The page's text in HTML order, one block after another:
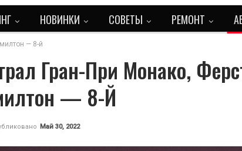
НОВИНКИ СОВЕТЫ РЕМОНТ
— 8-й
Гран-При Монако,
— 8-Й
Май 30, 2022